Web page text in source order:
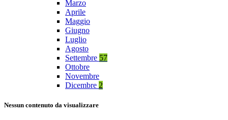
Marzo
Aprile
Maggio
Giugno
Luglio
Agosto
Settembre 57
Ottobre
Novembre
Dicembre 2
Nessun contenuto da visualizzare